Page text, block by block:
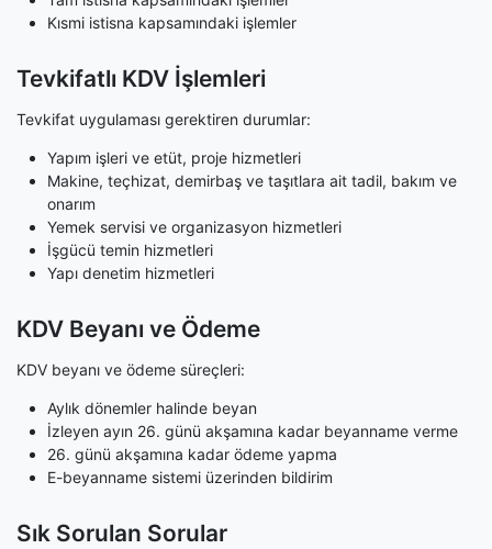
Kısmi istisna kapsamındaki işlemler
Tevkifatlı KDV İşlemleri
Tevkifat uygulaması gerektiren durumlar:
Yapım işleri ve etüt, proje hizmetleri
Makine, teçhizat, demirbaş ve taşıtlara ait tadil, bakım ve
onarım
Yemek servisi ve organizasyon hizmetleri
İşgücü temin hizmetleri
Yapı denetim hizmetleri
KDV Beyanı ve Ödeme
KDV beyanı ve ödeme süreçleri:
Aylık dönemler halinde beyan
İzleyen ayın 26. günü akşamına kadar beyanname verme
26. günü akşamına kadar ödeme yapma
E-beyanname sistemi üzerinden bildirim
Sık Sorulan Sorular